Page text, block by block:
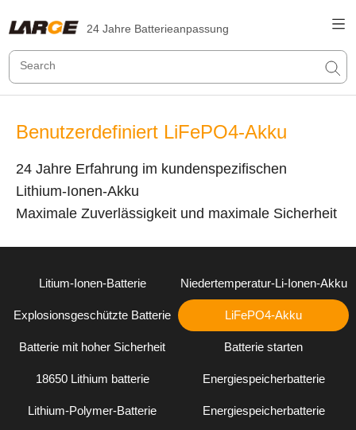
24 Jahre Batterieanpassung
Benutzerdefiniert LiFePO4-Akku
24 Jahre Erfahrung im kundenspezifischen
Lithium-Ionen-Akku
Maximale Zuverlässigkeit und maximale Sicherheit
Litium-Ionen-Batterie Niedertemperatur-Li-Ionen-Akku
Explosionsgeschützte Batterie LiFePO4-Akku
Batterie mit hoher Sicherheit Batterie starten
18650 Lithium batterie Energiespeicherbatterie
Lithium-Polymer-Batterie Energiespeicherbatterie